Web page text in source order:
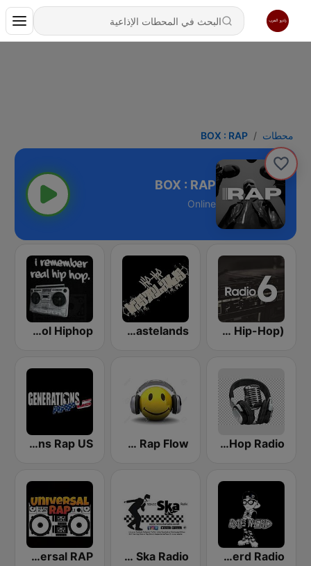
محطات BOX : RAP
BOX : RAP
Online
BOX : Radio 6 (Classic Hip-Hop)
Hip-Hop Wastelands
Oldschool Hiphop
All Underground Hip Hop Radio
Hip Hop Latino Rap Flow
Generations Rap US
Rap Nerd Radio
Tonic Ska Radio
Universal RAP